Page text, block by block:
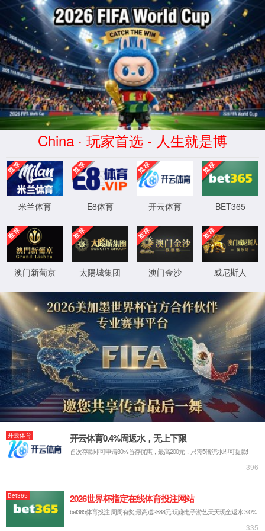
必发集团(中华)品牌公司
WTS-WAF拦截详情
出现该页面的原因:
1.你的请求是黑客攻击
2.你的请求合法但触发了安全规则,请提交问题反馈
XML 地图